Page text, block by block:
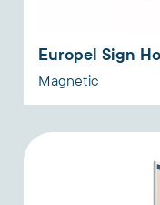
Europel Sign
Magnetic